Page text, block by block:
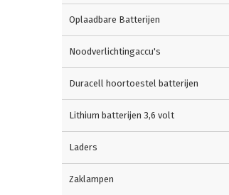
Oplaadbare Batterijen
Noodverlichtingaccu's
Duracell hoortoestel batterijen
Lithium batterijen 3,6 volt
Laders
Zaklampen